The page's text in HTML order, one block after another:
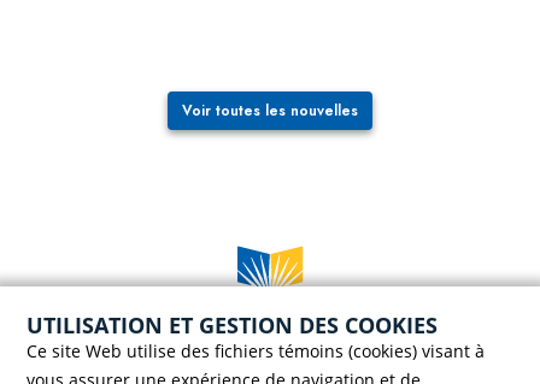
Voir toutes les nouvelles
Case postale 786, 56 rue Saint-Henri
Rivière-du-Loup (Québec) G5R 3Z5
UTILISATION ET GESTION DES COOKIES
Ce site Web utilise des fichiers témoins (cookies) visant à